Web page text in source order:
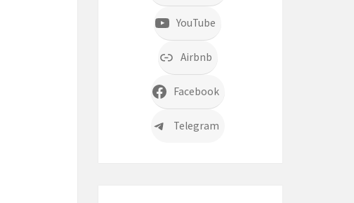
YouTube
Airbnb
Facebook
Telegram